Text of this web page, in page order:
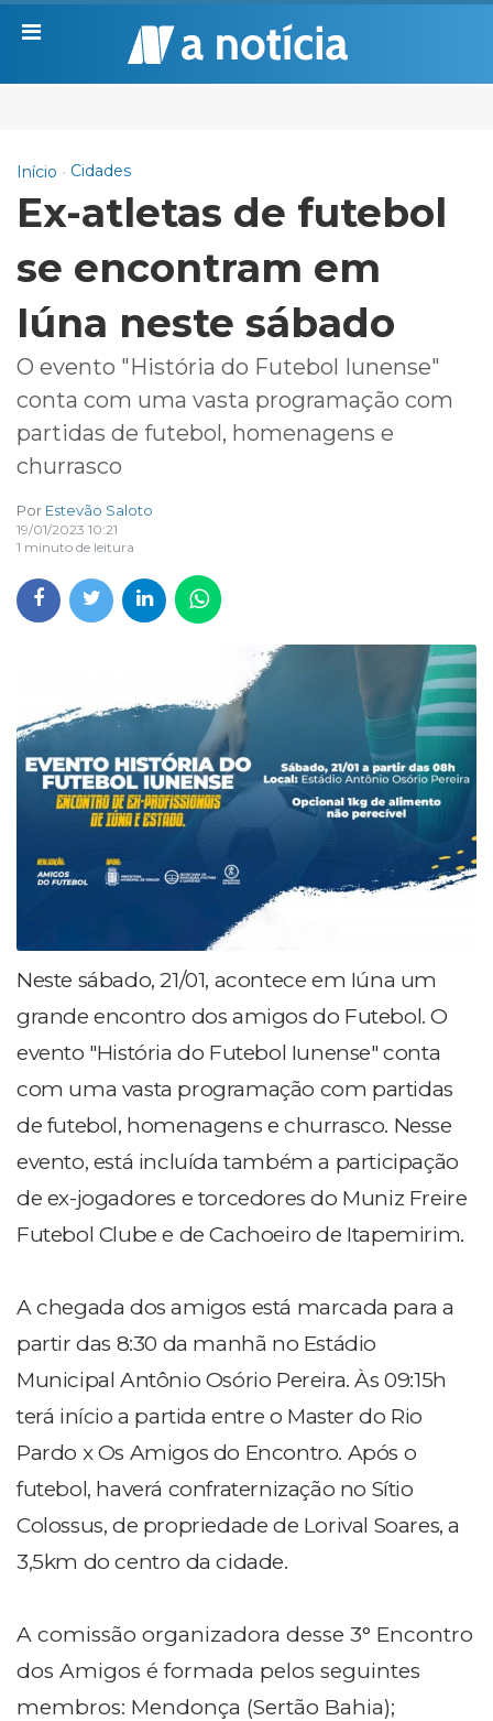
Início Cidades
Ex-atletas de futebol
se encontram em
Iúna neste sábado
O evento "História do Futebol Iunense"
conta com uma vasta programação com
partidas de futebol, homenagens e
churrasco
Por Estevão Saloto
19/01/2023 10:21
1 minuto de leitura
Neste sábado, 21/01, acontece em Iúna um
grande encontro dos amigos do Futebol. O
evento "História do Futebol Iunense" conta
com uma vasta programação com partidas
de futebol, homenagens e churrasco. Nesse
evento, está incluída também a participação
de ex-jogadores e torcedores do Muniz Freire
Futebol Clube e de Cachoeiro de Itapemirim.
A chegada dos amigos está marcada para a
partir das 8:30 da manhã no Estádio
Municipal Antônio Osório Pereira. Às 09:15h
terá início a partida entre o Master do Rio
Pardo x Os Amigos do Encontro. Após o
futebol, haverá confraternização no Sítio
Colossus, de propriedade de Lorival Soares, a
3,5km do centro da cidade.
A comissão organizadora desse 3° Encontro
dos Amigos é formada pelos seguintes
membros: Mendonça (Sertão Bahia);